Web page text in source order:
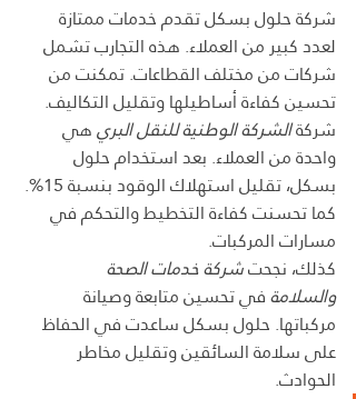
شركة حلول بسكل تقدم خدمات ممتازة
لعدد كبير من العملاء. هذه التجارب تشمل
شركات من مختلف القطاعات. تمكنت من
تحسين كفاءة أساطيلها وتقليل التكاليف.
شركة الشركة الوطنية للنقل البري هي
واحدة من العملاء. بعد استخدام حلول
بسكل، تقليل استهلاك الوقود بنسبة 15%.
كما تحسنت كفاءة التخطيط والتحكم في
مسارات المركبات.
كذلك، نجحت شركة خدمات الصحة
والسلامة في تحسين متابعة وصيانة
مركباتها. حلول بسكل ساعدت في الحفاظ
على سلامة السائقين وتقليل مخاطر
الحوادث.